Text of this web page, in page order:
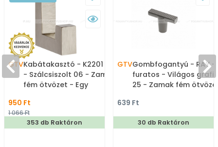
GTVKabátakasztó - K2201 16
- Szálcsiszolt 06 - Zamak
fém ötvözet - Egy
950 Ft
1 066 Ft
353 db Raktáron
GTVGombfogantyú - RAY -
furatos - Világos grafit
25 - Zamak fém
gombfogantyú,
bútorgomb
639 Ft
30 db Raktáron